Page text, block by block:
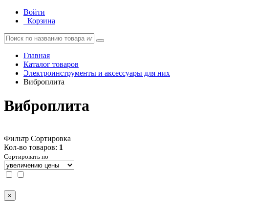
Войти
Корзина
Главная
Каталог товаров
Электроинструменты и аксессуары для них
Виброплита
Виброплита
Фильтр Сортировка
Кол-во товаров: 1
Сортировать по
×